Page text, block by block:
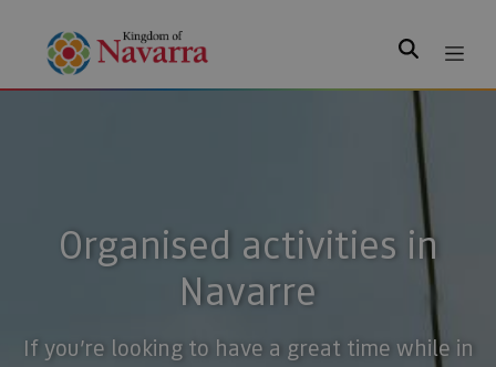
Search
Organised activities in
Navarre
If you’re looking to have a great time while in